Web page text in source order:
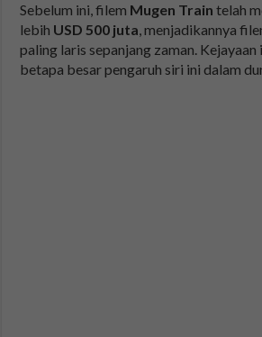
Sebelum ini, filem Mugen Train telah
lebih USD 500 juta, menjadikannya
paling laris sepanjang zaman.
betapa besar pengaruh siri ini dalam